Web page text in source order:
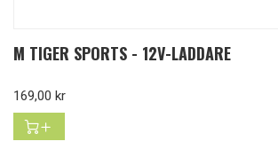
M TIGER SPORTS - 12V-LADDARE
Pris
169,00 kr